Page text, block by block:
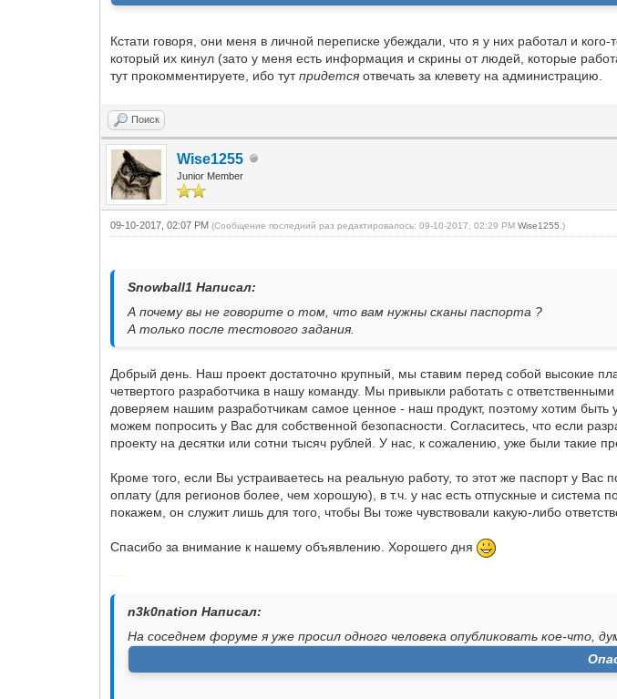
Кстати говоря, они меня в личной переписке убеждали, что я у них работал и
который их кинул (зато у меня есть информация и скрины от людей, которые
тут прокомментируете, ибо тутпридется отвечать за клевету на администрацию.
Поиск
Wise1255
Junior Member
09-10-2017, 02:07 PM(Сообщение последний раз редактировалось: 09-10-2017, 02:29 PMWise1255 .)
Snowball1 Написал:
А почему вы не говорите о том, что вам нужны сканы паспорта ?
А только после тестового задания.
Добрый день. Наш проект достаточно крупный, мы ставим перед собой высокие
четвертого разработчика в нашу команду. Мы привыкли работать с
доверяем нашим разработчикам самое ценное - наш продукт, поэтому хотим
можем попросить у Вас для собственной безопасности. Согласитесь, что если
проекту на десятки или сотни тысяч рублей. У нас, к сожалению, уже были такие
Кроме того, если Вы устраиваетесь на реальную работу, то этот же паспорт у
оплату (для регионов более, чем хорошую), в т.ч. у нас есть отпускные и система
покажем, он служит лишь для того, чтобы Вы тоже чувствовали какую-либо
Спасибо за внимание к нашему объявлению. Хорошего дня
n3k0nation Написал:
На соседнем форуме я уже просил одного человека опубликовать кое-что,